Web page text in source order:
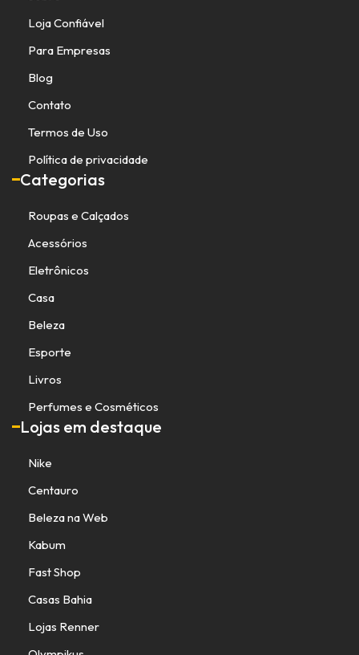
Loja Confiável
Para Empresas
Blog
Contato
Termos de Uso
Política de privacidade
Categorias
Roupas e Calçados
Acessórios
Eletrônicos
Casa
Beleza
Esporte
Livros
Perfumes e Cosméticos
Lojas em destaque
Nike
Centauro
Beleza na Web
Kabum
Fast Shop
Casas Bahia
Lojas Renner